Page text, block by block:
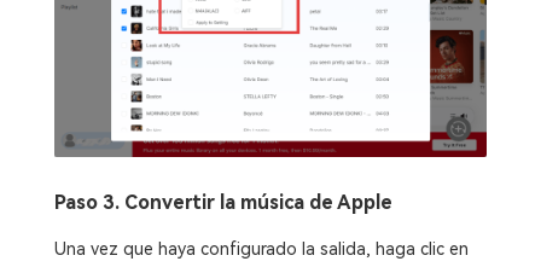
Paso 3. Convertir la música de Apple
Una vez que haya configurado la salida, haga clic en